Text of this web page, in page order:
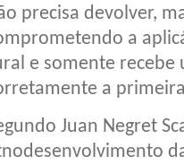
precisa devolver,
a
e somente recebe
a
Juan Negret